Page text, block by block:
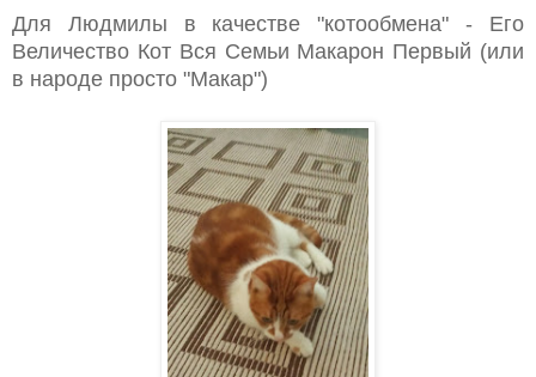
Для Людмилы в качестве "котообмена" - Его
Величество Кот Вся Семьи Макарон Первый (или
в народе просто "Макар")